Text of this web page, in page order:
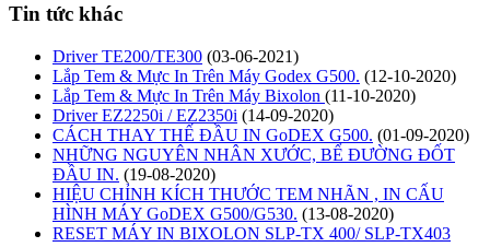
Tin tức khác
Driver TE200/TE300 (03-06-2021)
Lắp Tem & Mực In Trên Máy Godex G500. (12-10-2020)
Lắp Tem & Mực In Trên Máy Bixolon (11-10-2020)
Driver EZ2250i / EZ2350i (14-09-2020)
CÁCH THAY THẾ ĐẦU IN GoDEX G500. (01-09-2020)
NHỮNG NGUYÊN NHÂN XƯỚC, BỂ ĐƯỜNG ĐỐT
ĐẦU IN. (19-08-2020)
HIỆU CHỈNH KÍCH THƯỚC TEM NHÃN , IN CẤU
HÌNH MÁY GoDEX G500/G530. (13-08-2020)
RESET MÁY IN BIXOLON SLP-TX 400/ SLP-TX403